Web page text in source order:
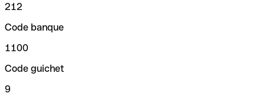
212
Code banque
1100
Code guichet
9